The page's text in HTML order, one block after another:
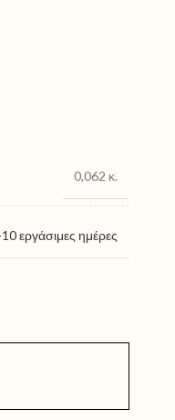
0,062 κ.
εργάσιμες ημέρες